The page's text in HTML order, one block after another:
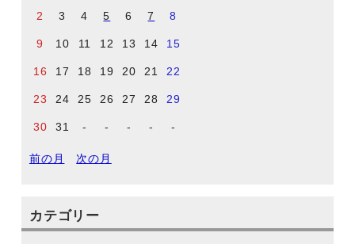
2 3 4 5 6 7 8
9 10 11 12 13 14 15
16 17 18 19 20 21 22
23 24 25 26 27 28 29
30 31 - - - - -
前の月 次の月
カテゴリー